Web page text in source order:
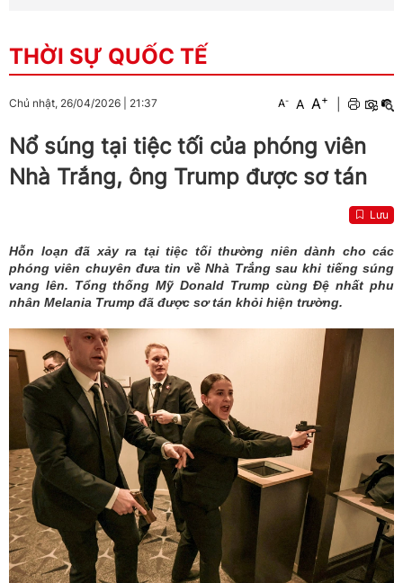
THỜI SỰ QUỐC TẾ
Chủ nhật, 26/04/2026 21:37 A- A A+
Nổ súng tại tiệc tối của phóng viên
Nhà Trắng, ông Trump được sơ tán
Lưu
Hỗn loạn đã xảy ra tại tiệc tối thường niên dành cho các
phóng viên chuyên đưa tin về Nhà Trắng sau khi tiếng súng
vang lên. Tổng thống Mỹ Donald Trump cùng Đệ nhất phu
nhân Melania Trump đã được sơ tán khỏi hiện trường.